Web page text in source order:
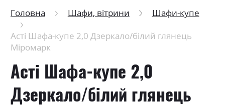
Головна Шафи, вітрини
Шафи-купе
Асті Шафа-купе 2,0 Дзеркало/білий глянець
Міромарк
Асті Шафа-купе 2,0
Дзеркало/білий глянець